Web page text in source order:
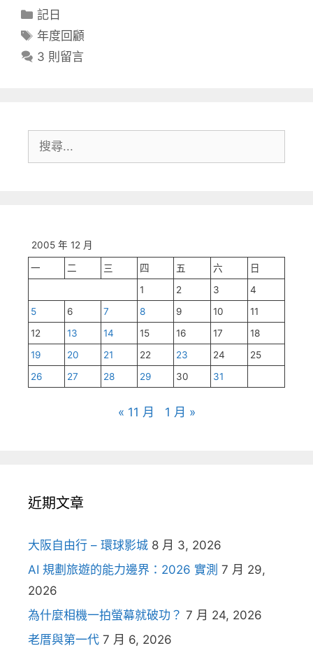
分
類
記日
標
籤
年度回顧
3 則留言
尋:
2005 年 12 月
一 二 三 四 五 六
日
1
2 3
4
5
6 7 8 9 10
11
12
13 14 15 16 17
18
19
20 21 22 23 24
25
26
27 28 29 30 31
« 11 月 1 月 »
近期文章
大阪自由行 – 環球影城 8 月 3, 2026
AI 規劃旅遊的能力邊界：2026 實測 7 月 29,
2026
為什麼相機一拍螢幕就破功？ 7 月 24, 2026
老厝與第一代 7 月 6, 2026